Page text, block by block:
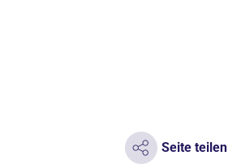
Seite teilen